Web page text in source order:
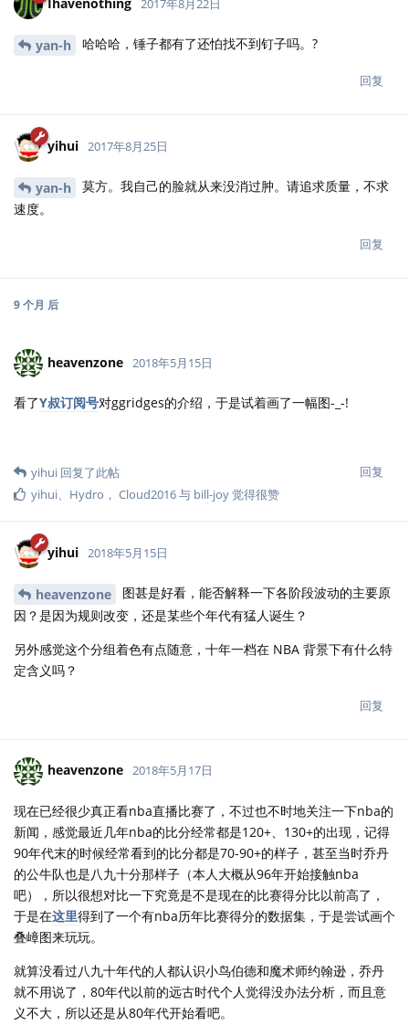
2017年8月22日
yan-h 哈哈哈，锤子都有了还怕找不到钉子吗。?
回复
yihui 2017年8月25日
yan-h
莫方。我自己的脸就从来没消过肿。请追求质量，不求
速度。
回复
9 个月 后
heavenzone 2018年5月15日
看了Y叔订阅号对ggridges的介绍，于是试着画了一幅图-_-!
回复
yihui 回复了此帖
yihui、 Hydro ， Cloud2016与 bill-joy觉得很赞
yihui 2018年5月15日
heavenzone
图甚是好看，能否解释一下各阶段波动的主要原
因？是因为规则改变，还是某些个年代有猛人诞生？
另外感觉这个分组着色有点随意，十年一档在 NBA 背景下有什么特
定含义吗？
回复
heavenzone 2018年5月17日
现在已经很少真正看nba直播比赛了，不过也不时地关注一下nba的
新闻，感觉最近几年nba的比分经常都是120+、130+的出现，记得
90年代末的时候经常看到的比分都是70-90+的样子，甚至当时乔丹
的公牛队也是八九十分那样子（本人大概从96年开始接触nba
吧），所以很想对比一下究竟是不是现在的比赛得分比以前高了，
于是在这里得到了一个有nba历年比赛得分的数据集，于是尝试画个
叠嶂图来玩玩。
就算没看过八九十年代的人都认识小鸟伯德和魔术师约翰逊，乔丹
就不用说了，80年代以前的远古时代个人觉得没办法分析，而且意
义不大，所以还是从80年代开始看吧。